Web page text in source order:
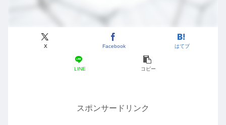
X Facebook はてブ
LINE コピー
スポンサードリンク